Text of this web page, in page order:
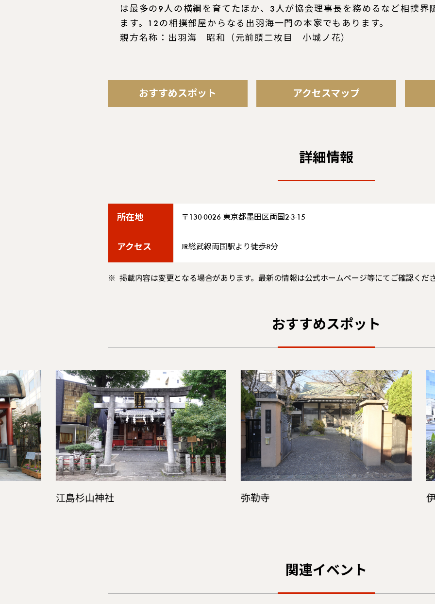
は最多の9人の横綱を育てたほか、3人が協会理事長を務めるなど相撲界
ます。12の相撲部屋からなる出羽海一門の本家でもあります。
親方名称：出羽海 昭和（元前頭二枚目 小城ノ花）
おすすめスポット アクセスマップ
詳細情報
所在地 〒130-0026 東京都墨田区両国2-3-15
アクセス JR総武線両国駅より徒歩8分
掲載内容は変更となる場合があります。最新の情報は公式ホームページ等にてご確認くだ
おすすめスポット
江島杉山神社 弥勒寺
関連イベント